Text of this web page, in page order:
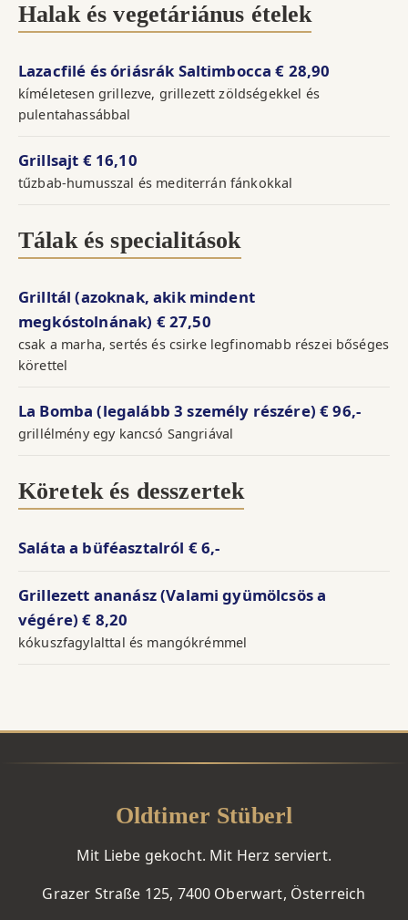
Halak és vegetáriánus ételek
Lazacfilé és óriásrák Saltimbocca€ 28,90
kíméletesen grillezve, grillezett zöldségekkel és
pulentahassábbal
Grillsajt € 16,10
tűzbab-humusszal és mediterrán fánkokkal
Tálak és specialitások
Grilltál (azoknak, akik mindent
megkóstolnának) € 27,50
csak a marha, sertés és csirke legfinomabb részei bőséges
körettel
La Bomba (legalább 3 személy részére)€ 96,-
grillélmény egy kancsó Sangriával
Köretek és desszertek
Saláta a büféasztalról € 6,-
Grillezett ananász (Valami gyümölcsös a
végére)€ 8,20
kókuszfagylalttal és mangókrémmel
Oldtimer Stüberl
Mit Liebe gekocht. Mit Herz serviert.
Grazer Straße 125, 7400 Oberwart, Österreich